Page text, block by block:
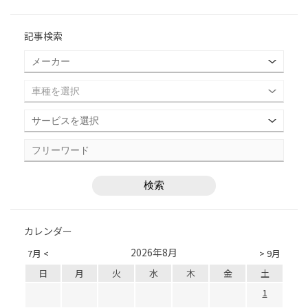
記事検索
カレンダー
7月 < > 9月
2026年8月
日 月 火 水 木 金
土
1